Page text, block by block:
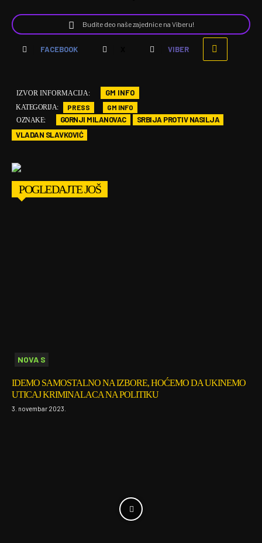
Budite deo naše zajednice na Viberu!
FACEBOOK VIBER
IZVOR INFORMACIJA: GM INFO
KATEGORIJA: PRESS
GM INFO
OZNAKE:
GORNJI MILANOVAC
SRBIJA PROTIV NASILJA
VLADAN SLAVKOVIĆ
POGLEDAJTE JOŠ
NOVA S
IDEMO SAMOSTALNO NA IZBORE, HOĆEMO DA UKINEMO
UTICAJ KRIMINALACA NA POLITIKU
3. novembar 2023.